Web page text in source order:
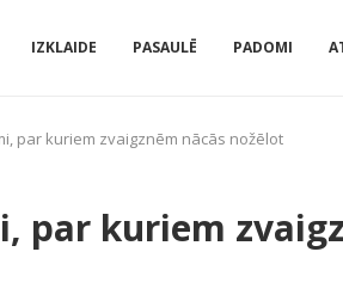
IZKLAIDE PASAULĒ PADOMI
par kuriem zvaigznēm nācās nožēlot
par kuriem